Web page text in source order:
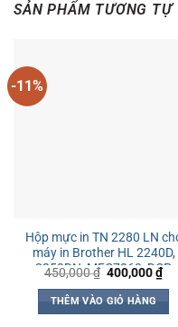
SẢN PHẨM TƯƠNG TỰ
-11%
Hộp mực in TN 2280 LN
máy in Brother HL 2240D,
2250DN, MFC7360, DCP
7060
450,000₫ Giá
là:
450,000 ₫.
400,000₫Giá
hiện
THÊM VÀO GIỎ HÀNG